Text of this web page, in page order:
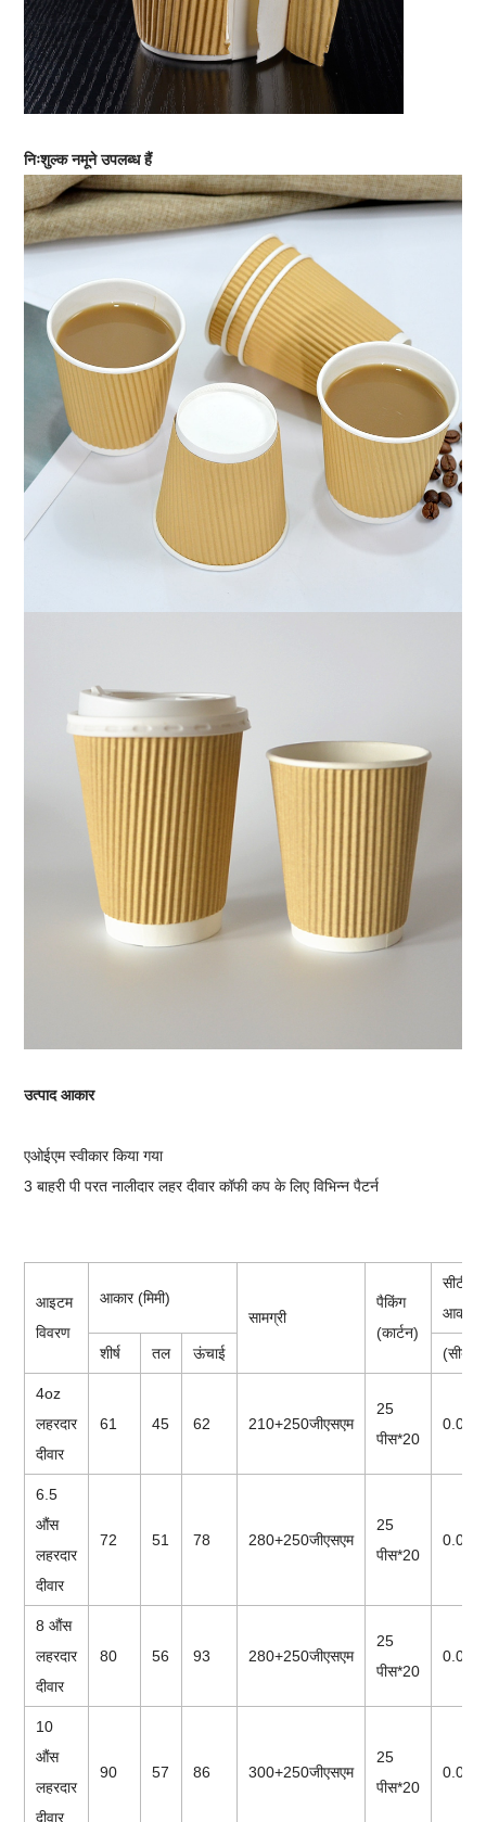
निःशुल्क नमूने उपलब्ध हैं
उत्पाद आकार
एओईएम स्वीकार किया गया
3 बाहरी पी परत नालीदार लहर दीवार कॉफी कप के लिए विभिन्न पैटर्न
आइटम
विवरण
आकार (मिमी)
सामग्री
पैकिंग
(कार्टन)
सीटीएन
आकार
शीर्ष तल ऊंचाई
4oz
लहरदार
दीवार
61 45 62 210+250जीएसएम
25
पीस*20
0.028
6.5
औंस
लहरदार
दीवार
72 51 78 280+250जीएसएम
25
पीस*20
8 औंस
लहरदार
दीवार
80 56 93 280+250जीएसएम
25
पीस*20
10
औंस
लहरदार
दीवार
90 57 86 300+250जीएसएम
25
पीस*20